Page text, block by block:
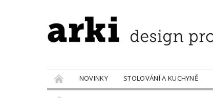
NOVINKY STOLOVÁNÍ A KUCHYNĚ